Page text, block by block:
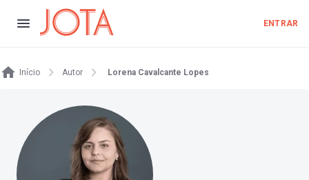
ENTRAR
Início Autor Lorena Cavalcante Lopes